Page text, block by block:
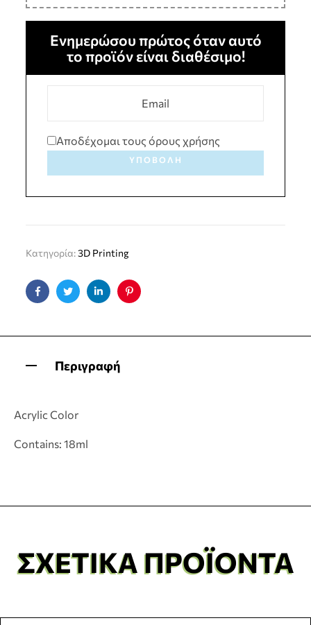
Ενημερώσου πρώτος όταν αυτό
το προϊόν είναι διαθέσιμο!
Αποδέχομαι τους όρους χρήσης
ΥΠΟΒΟΛΉ
Κατηγορία:3D Printing
FacebookTwitterLinkedinPinterest
Περιγραφή
Acrylic Color
Contains: 18ml
ΣΧΕΤΙΚΆ ΠΡΟΪΌΝΤΑ